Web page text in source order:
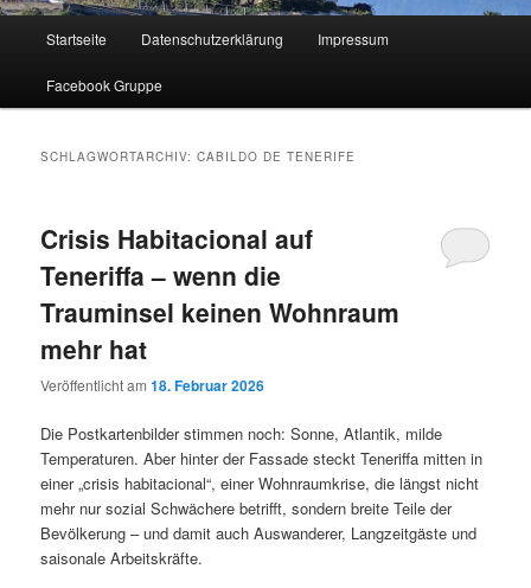
Zum
primären
Zum
sekundären
Startseite Datenschutzerklärung Impressum
Facebook Gruppe
SCHLAGWORTARCHIV:CABILDO DE TENERIFE
Crisis Habitacional auf
Teneriffa – wenn die
Trauminsel keinen Wohnraum
mehr hat
Veröffentlicht am18. Februar 2026
Die Postkartenbilder stimmen noch: Sonne, Atlantik, milde
Temperaturen. Aber hinter der Fassade steckt Teneriffa mitten in
einer „crisis habitacional“, einer Wohnraumkrise, die längst nicht
mehr nur sozial Schwächere betrifft, sondern breite Teile der
Bevölkerung – und damit auch Auswanderer, Langzeitgäste und
saisonale Arbeitskräfte.